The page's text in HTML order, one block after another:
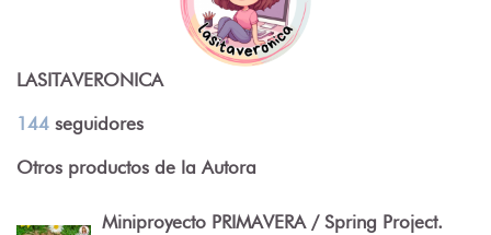
LASITAVERONICA
144 seguidores
Otros productos de la Autora
Miniproyecto PRIMAVERA / Spring Project.